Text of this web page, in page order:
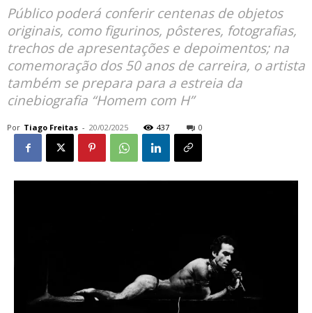
Público poderá conferir centenas de objetos
originais, como figurinos, pôsteres, fotografias,
trechos de apresentações e depoimentos; na
comemoração dos 50 anos de carreira, o artista
também se prepara para a estreia da
cinebiografia “Homem com H”
Por Tiago Freitas - 20/02/2025 437 0